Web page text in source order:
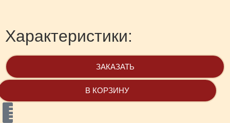
Характеристики:
ЗАКАЗАТЬ
В КОРЗИНУ